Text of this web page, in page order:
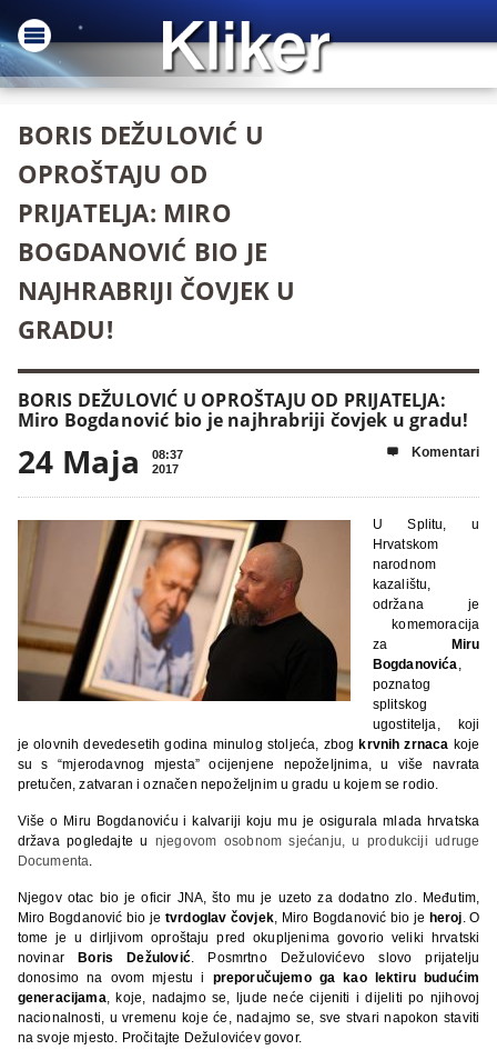
BORIS DEŽULOVIĆ U
OPROŠTAJU OD
PRIJATELJA: MIRO
BOGDANOVIĆ BIO JE
NAJHRABRIJI ČOVJEK U
GRADU!
BORIS DEŽULOVIĆ U OPROŠTAJU OD PRIJATELJA:
Miro Bogdanović bio je najhrabriji čovjek u gradu!
24 Maja
08:37
2017
 Komentari
U Splitu, u
Hrvatskom
narodnom
kazalištu,
održana je
komemoracija
za Miru
Bogdanovića
poznatog
splitskog
ugostitelja, koji
je olovnih devedesetih godina minulog stoljeća, zbogkrvnih zrnaca koje
su s “mjerodavnog mjesta” ocijenjene nepoželjnima, u više navrata
pretučen, zatvaran i označen nepoželjnim u gradu u kojem se rodio.
Više o Miru Bogdanoviću i kalvariji koju mu je osigurala mlada hrvatska
država pogledajte u njegovom osobnom sjećanju, u produkciji udruge
Documenta
Njegov otac bio je oficir JNA, što mu je uzeto za dodatno zlo. Međutim,
Miro Bogdanović bio je tvrdoglav čovjek, Miro Bogdanović bio je heroj . O
tome je u dirljivom oproštaju pred okupljenima govorio veliki hrvatski
novinarBoris Dežulović. Posmrtno Dežulovićevo slovo prijatelju
donosimo na ovom mjestu i preporučujemo ga kao lektiru budućim
generacijama , koje, nadajmo se, ljude neće cijeniti i dijeliti po njihovoj
nacionalnosti, u vremenu koje će, nadajmo se, sve stvari napokon staviti
na svoje mjesto. Pročitajte Dežulovićev govor.